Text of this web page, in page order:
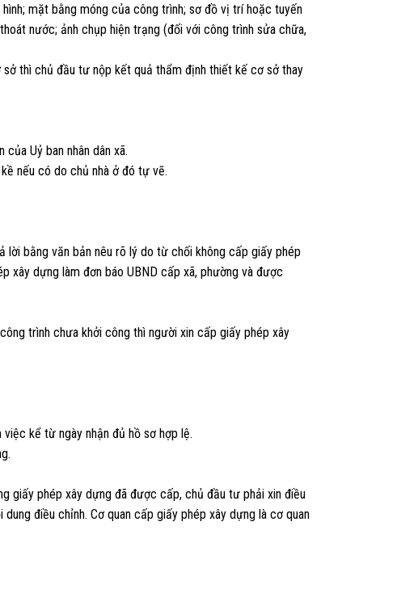
mặt bằng móng của công trình; sơ đồ vị trí hoặc tuyến
nước; ảnh chụp hiện trạng (đối với công trình sửa chữa,
thì chủ đầu tư nộp kết quả thẩm định thiết kế cơ sở thay
Uỷ ban nhân dân xã.
nếu có do chủ nhà ở đó tự vẽ.
lời bằng văn bản nêu rõ lý do từ chối không cấp giấy phép
xây dựng làm đơn báo UBND cấp xã, phường và được
trình chưa khởi công thì người xin cấp giấy phép xây
kể từ ngày nhận đủ hồ sơ hợp lệ.
giấy phép xây dựng đã được cấp, chủ đầu tư phải xin điều
điều chỉnh. Cơ quan cấp giấy phép xây dựng là cơ quan